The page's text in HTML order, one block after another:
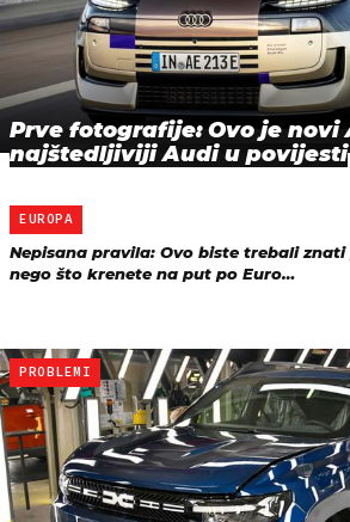
Prve fotografije: Ovo je novi
najštedljiviji Audi u povijesti
EUROPA
Nepisana pravila: Ovo biste trebali znati
nego što krenete na put po Euro…
PROBLEMI